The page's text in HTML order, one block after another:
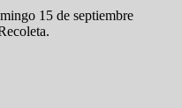
15 de septiembre